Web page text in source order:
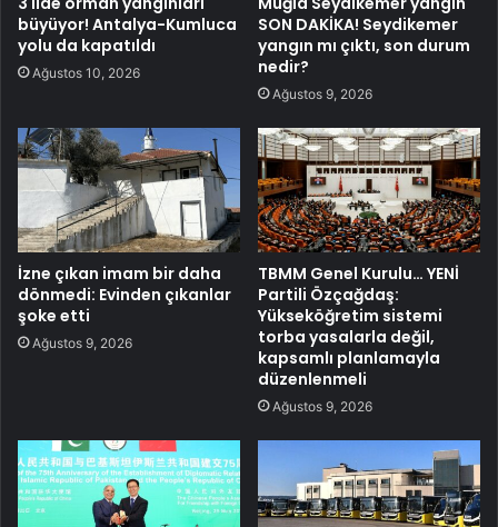
büyüyor! Antalya-Kumluca
yolu da kapatıldı
Ağustos 10, 2026
SON DAKİKA! Seydikemer
yangın mı çıktı, son durum
nedir?
Ağustos 9, 2026
İzne çıkan imam bir daha
dönmedi: Evinden çıkanlar
şoke etti
Ağustos 9, 2026
TBMM Genel Kurulu… YENİ
Partili Özçağdaş:
Yükseköğretim sistemi
torba yasalarla değil,
kapsamlı planlamayla
düzenlenmeli
Ağustos 9, 2026